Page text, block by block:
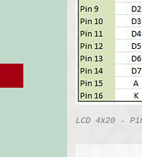
LCD 4x20 -